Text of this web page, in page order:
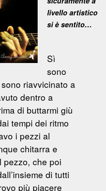
livello artistico
si è sentito…
Sì
sono
riavvicinato a
dentro a
di buttarmi giù
tempi dei ritmo
i pezzi al
chitarra e
pezzo, che poi
di tutti
più piacere